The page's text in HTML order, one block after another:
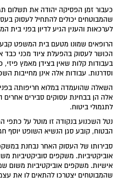
כעבור זמן הפסיקה יהודה את תשלום
שהמבוטחים יכולים להתחיל לעסוק
לערכאות והענין הגיע לדיון בפני בית
הרופאים שמונו מטעם בית המשפט
הכושר לעסוק בהפעלת ציוד מכני כבד
בעבודות קלות שאין בצידן מאמץ פיזי,
וסדרנות. עבודות אלה אינן מחייבות
השאלה שהועמדה במלוא חריפותה
אלה הן בבחינת עסוקים סבירים
לתגמולי ביטוח.
נטל השכנוע בנקודה זו מוטל על כתפי
הבטוח, קובע סגן הנשיא השופט יוסף
סבירותו של העסוק האחר נבחנת
אוביקטיביות. משקפים סוביקטיביות
אישיות. משקפים אוביקטיביות משום
שהמבוטחים יצטרכו להתאים לו את